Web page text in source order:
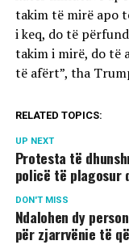
takim të mirë apo
i keq, do të
takim i mirë, do të
të afërt”, tha
RELATED TOPICS:
UP NEXT
Protesta të
policë të plagosur
DON'T MISS
Ndalohen dy
për zjarrvënie të